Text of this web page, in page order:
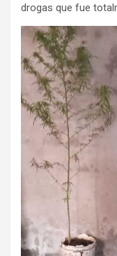
drogas que fue